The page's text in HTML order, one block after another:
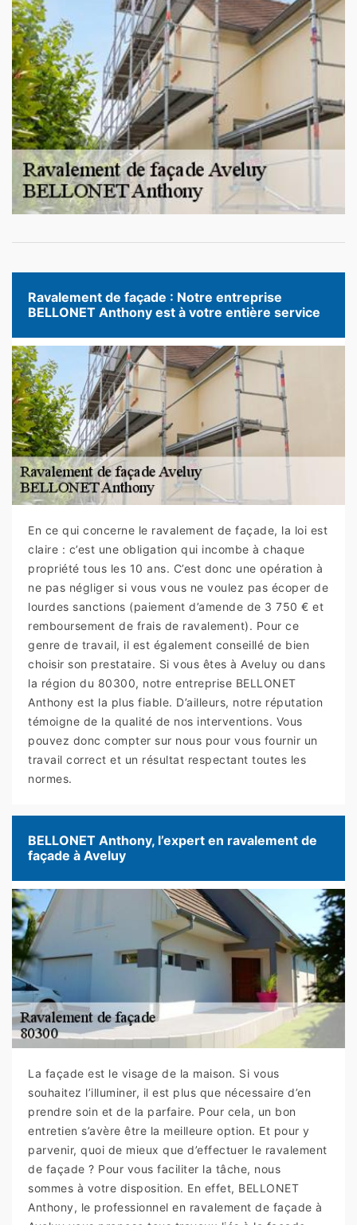
Ravalement de façade : Notre entreprise
BELLONET Anthony est à votre entière service
En ce qui concerne le ravalement de façade, la loi est
claire : c’est une obligation qui incombe à chaque
propriété tous les 10 ans. C’est donc une opération à
ne pas négliger si vous vous ne voulez pas écoper de
lourdes sanctions (paiement d’amende de 3 750 € et
remboursement de frais de ravalement). Pour ce
genre de travail, il est également conseillé de bien
choisir son prestataire. Si vous êtes à Aveluy ou dans
la région du 80300, notre entreprise BELLONET
Anthony est la plus fiable. D’ailleurs, notre réputation
témoigne de la qualité de nos interventions. Vous
pouvez donc compter sur nous pour vous fournir un
travail correct et un résultat respectant toutes les
normes.
BELLONET Anthony, l’expert en ravalement de
façade à Aveluy
La façade est le visage de la maison. Si vous
souhaitez l’illuminer, il est plus que nécessaire d’en
prendre soin et de la parfaire. Pour cela, un bon
entretien s’avère être la meilleure option. Et pour y
parvenir, quoi de mieux que d’effectuer le ravalement
de façade ? Pour vous faciliter la tâche, nous
sommes à votre disposition. En effet, BELLONET
Anthony, le professionnel en ravalement de façade à